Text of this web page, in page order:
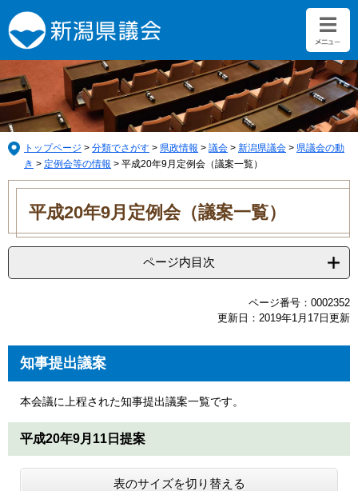
ー
ジ
の
先
頭
で
す。
ニ
ュ
ー
を
飛
ば
し
て
トップページ > 分類でさがす > 県政情報 > 議会 > 新潟県議会 > 県議会の動
き > 定例会等の情報 > 平成20年9月定例会（議案一覧）
本
平成20年9月定例会（議案一覧）
ページ内目次
ページ番号：0002352
更新日：2019年1月17日更新
知事提出議案
本会議に上程された知事提出議案一覧です。
平成20年9月11日提案
表のサイズを切り替える